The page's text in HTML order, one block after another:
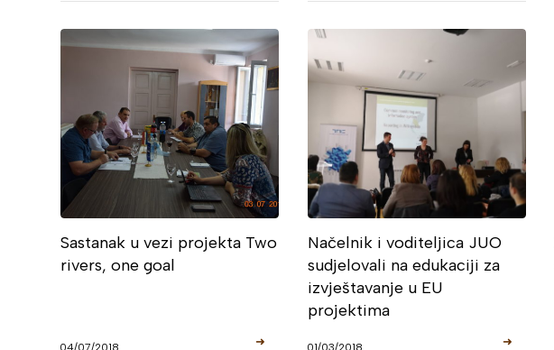
Sastanak u vezi projekta Two
rivers, one goal
04/07/2018 ➜
Načelnik i voditeljica JUO
sudjelovali na edukaciji za
izvještavanje u EU
projektima
01/03/2018 ➜